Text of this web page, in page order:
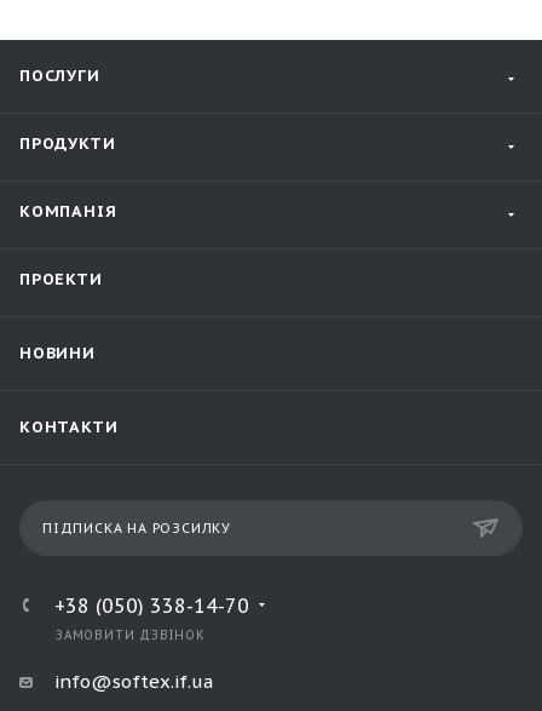
ПОСЛУГИ
ПРОДУКТИ
КОМПАНІЯ
ПРОЕКТИ
НОВИНИ
КОНТАКТИ
ПІДПИСКА НА РОЗСИЛКУ
+38 (050) 338-14-70
ЗАМОВИТИ ДЗВІНОК
info@softex.if.ua